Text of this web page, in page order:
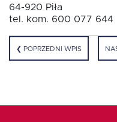
Oferta dla NGO/
Fundusz FKIS
64-920 Piła
tel. kom. 600 077 644
❮ POPRZEDNI WPIS